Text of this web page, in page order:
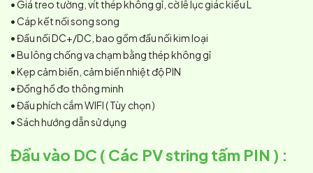
• Giá treo tường, vít thép không gỉ, cờ lê lục giác kiểu L
• Cáp kết nối song song
• Đầu nối DC+/DC, bao gồm đầu nối kim loại
• Bu lông chống va chạm bằng thép không gỉ
• Kẹp cảm biến, cảm biến nhiệt độ PIN
• Đồng hồ đo thông minh
• Đầu phích cắm WIFI ( Tùy chọn )
• Sách hướng dẫn sử dụng
Đầu vào DC ( Các PV string tấm PIN ) :